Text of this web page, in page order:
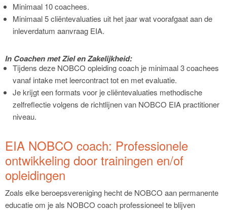
Minimaal 10 coachees.
Minimaal 5 cliëntevaluaties uit het jaar wat voorafgaat aan de
inleverdatum aanvraag EIA.
In Coachen met Ziel en Zakelijkheid:
Tijdens deze NOBCO opleiding coach je minimaal 3 coachees
vanaf intake met leercontract tot en met evaluatie.
Je krijgt een formats voor je cliëntevaluaties methodische
zelfreflectie volgens de richtlijnen van NOBCO EIA practitioner
niveau.
EIA NOBCO coach: Professionele
ontwikkeling door trainingen en/of
opleidingen
Zoals elke beroepsvereniging hecht de NOBCO aan permanente
educatie om je als NOBCO coach professioneel te blijven